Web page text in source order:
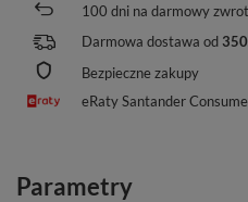
100 dni na darmowy zwrot
Darmowa dostawa od
Bezpieczne zakupy
eRaty Santander
Parametry